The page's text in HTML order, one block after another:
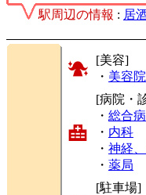
駅周辺の情報 : 居
[美容]
・ 美容院
[病院・
・ 総合
・ 内科
・ 神経
・ 薬局
[駐車場]